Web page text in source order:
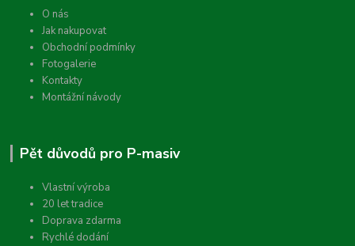
O nás
Jak nakupovat
Obchodní podmínky
Fotogalerie
Kontakty
Montážní návody
Pět důvodů pro P-masiv
Vlastní výroba
20 let tradice
Doprava zdarma
Rychlé dodání